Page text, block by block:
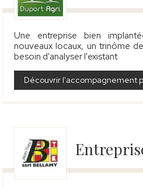
Une entreprise bien
nouveaux locaux, un trinôme
besoin d'analyser l'existant.
Découvrir l'accompagnement